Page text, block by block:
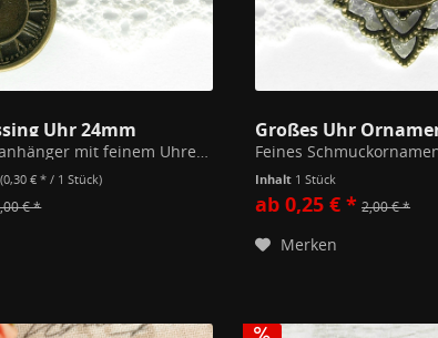
Uhr 24mm
Altmessinganhänger mit feinem Uhrenmotiv Keine funktionierende Uhr!
(0,30 € * / 1 Stück)
€ *
Inhalt 1 Stück
ab 0,25 € * 2,00 € *
Merken